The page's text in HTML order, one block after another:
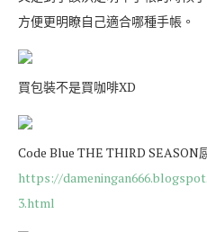
方便更明瞭自己適合哪種手帳。
買包裝不是買咖啡XD
Code Blue THE THIRD SEASON
https://
3.html